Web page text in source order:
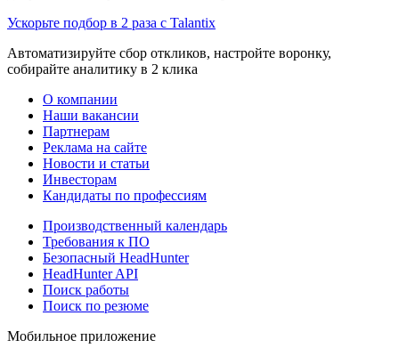
Ускорьте подбор в 2 раза с Talantix
Автоматизируйте сбор откликов, настройте воронку,
собирайте аналитику в 2 клика
О компании
Наши вакансии
Партнерам
Реклама на сайте
Новости и статьи
Инвесторам
Кандидаты по профессиям
Производственный календарь
Требования к ПО
Безопасный HeadHunter
HeadHunter API
Поиск работы
Поиск по резюме
Мобильное приложение